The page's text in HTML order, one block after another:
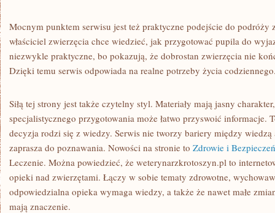
Mocnym punktem serwisu jest też praktyczne podejście do podróży
właściciel zwierzęcia chce wiedzieć, jak przygotować pupila do
niezwykle praktyczne, bo pokazują, że dobrostan zwierzęcia nie
Dzięki temu serwis odpowiada na realne potrzeby życia
Siłą tej strony jest także czytelny styl. Materiały mają jasny
specjalistycznego przygotowania może łatwo przyswoić informacje.
decyzja rodzi się z wiedzy. Serwis nie tworzy bariery między
zaprasza do poznawania. Nowości na stronie to Zdrowie i
Leczenie. Można powiedzieć, że weterynarzkrotoszyn.pl to
opieki nad zwierzętami. Łączy w sobie tematy zdrowotne,
odpowiedzialna opieka wymaga wiedzy, a także że nawet małe
mają znaczenie.